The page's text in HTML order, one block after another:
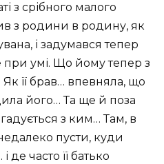
з срібного малого
з родини в родину, як
і задумався тепер
умі. Що йому тепер з
Як її брав… впевняла, що
його… Та ще й поза
з ким… Там, в
пусти, куди
часто її батько